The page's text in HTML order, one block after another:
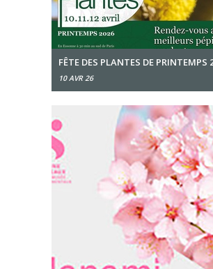
FÊTE DES PLANTES DE PRINTEMPS
10 AVR 26